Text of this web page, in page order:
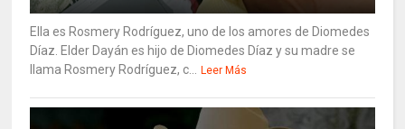
Ella es Rosmery Rodríguez, uno de los amores de Diomedes
Díaz. Elder Dayán es hijo de Diomedes Díaz y su madre se
llama Rosmery Rodríguez, c...
Leer Más